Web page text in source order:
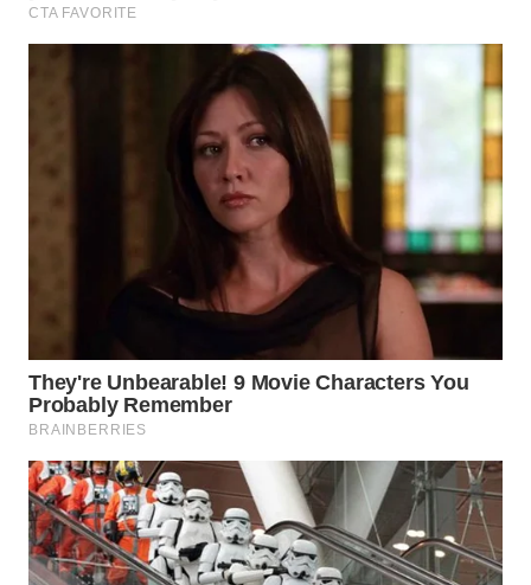
WN
PAKPAK
WN
DEPOK
WN
TAPANULI
UTARA
WN